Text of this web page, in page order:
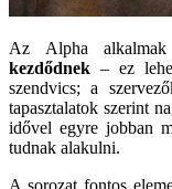
Az Alpha alkalmak
kezdődnek – ez
szendvics; a
tapasztalatok szerint
idővel egyre jobban
tudnak alakulni.